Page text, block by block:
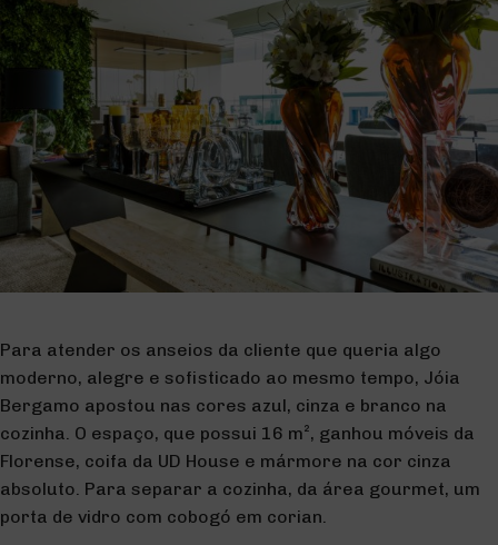
Para atender os anseios da cliente que queria algo
moderno, alegre e sofisticado ao mesmo tempo, Jóia
Bergamo apostou nas cores azul, cinza e branco na
cozinha. O espaço, que possui 16 m², ganhou móveis da
Florense, coifa da UD House e mármore na cor cinza
absoluto. Para separar a cozinha, da área gourmet, um
porta de vidro com cobogó em corian.